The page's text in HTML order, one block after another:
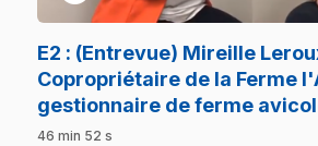
E2 : (Entrevue) Mireille
Copropriétaire de la Ferme
gestionnaire de ferme
46 min 52 s